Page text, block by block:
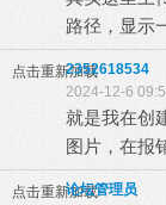
路径，显示
点击重新加载2352618534
2024-12-6
就是我在创
图片，在报
点击重新加载论坛管理员